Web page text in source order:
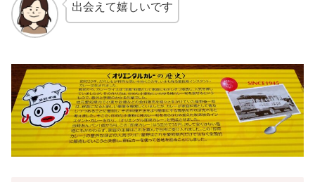
出会えて嬉しいです